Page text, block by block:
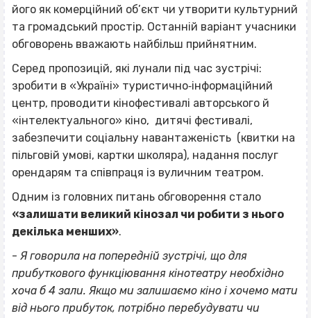
його як комерційний об’єкт чи утворити культурний
та громадський простір. Останній варіант учасники
обговорень вважають найбільш прийнятним.
Серед пропозицій, які лунали під час зустрічі:
зробити в «Україні» туристично‐інформаційний
центр, проводити кінофестивалі авторського й
«інтелектуального» кіно, дитячі фестивалі,
забезпечити соціальну навантаженість (квитки на
пільговій умові, картки школяра), надання послуг
орендарям та співпраця із вуличним театром.
Одним із головних питань обговорення стало
«залишати великий кінозал чи робити з нього
декілька менших».
- Я говорила на попередній зустрічі, що для
прибуткового функціювання кінотеатру необхідно
хоча б 4 зали. Якщо ми залишаємо кіно і хочемо мати
від нього прибуток, потрібно перебудувати чи